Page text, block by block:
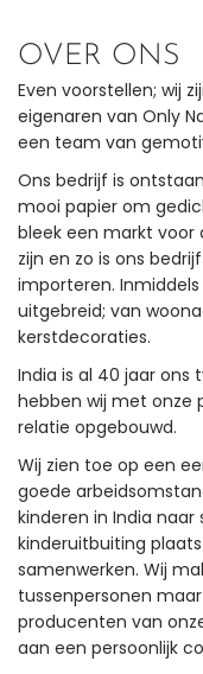
OVER ONS
Even voorstellen; wij
eigenaren van Only
een team van
Ons bedrijf is
mooi papier om
bleek een markt
zijn en zo is ons
importeren.
uitgebreid; van
kerstdecoraties.
India is al 40 jaar ons
hebben wij met onze
relatie opgebouwd.
Wij zien toe op een
goede
kinderen in India
kinderuitbuiting
samenwerken. Wij
tussenpersonen
producenten van
aan een persoonlijk